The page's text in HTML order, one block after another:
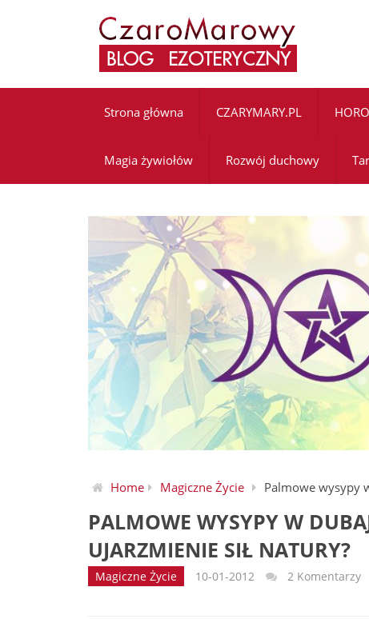
Strona główna CZARYMARY.PL
Magia żywiołów Rozwój duchowy
Home Magiczne Życie Palmowe wysypy
PALMOWE WYSYPY W
UJARZMIENIE SIŁ NATURY?
Magiczne Życie 10-01-2012 2 Komentarzy